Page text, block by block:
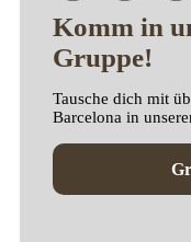
Komm in
Gruppe!
Tausche dich mit
Barcelona in